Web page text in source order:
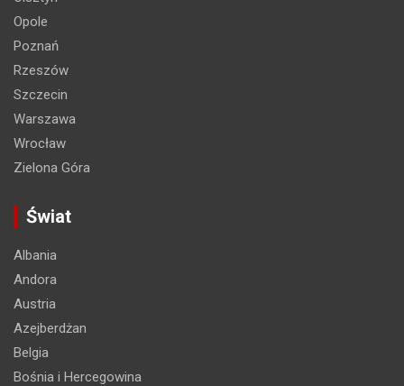
Opole
Poznań
Rzeszów
Szczecin
Warszawa
Wrocław
Zielona Góra
Świat
Albania
Andora
Austria
Azejberdżan
Belgia
Bośnia i Hercegowina